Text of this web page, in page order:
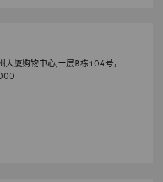
大厦购物中心,一层B栋104号，